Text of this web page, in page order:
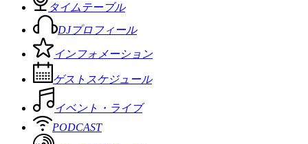
タイムテーブル
DJプロフィール
インフォメーション
ゲストスケジュール
イベント・ライブ
PODCAST